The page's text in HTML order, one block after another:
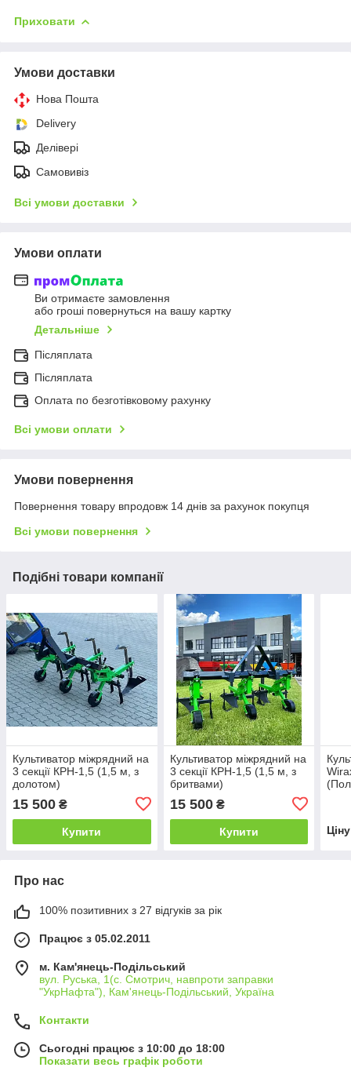
Приховати
Умови доставки
Нова Пошта
Delivery
Делівері
Самовивіз
Всі умови доставки
Умови оплати
Ви отримаєте замовлення
або гроші повернуться на вашу картку
Детальніше
Післяплата
Післяплата
Оплата по безготівковому рахунку
Всі умови оплати
Умови повернення
Повернення товару впродовж 14 днів за рахунок покупця
Всі умови повернення
Подібні товари компанії
Культиватор міжрядний на
3 секції КРН-1,5 (1,5 м, з
долотом)
15 500 ₴
Купити
Культиватор міжрядний на
3 секції КРН-1,5 (1,5 м, з
бритвами)
15 500₴
Купити
Про нас
100% позитивних з 27 відгуків за рік
Працює з 05.02.2011
м. Кам'янець-Подільський
вул. Руська, 1(с. Смотрич, навпроти заправки
"УкрНафта"), Кам'янець-Подільський, Україна
Контакти
Сьогодні працює з 10:00 до 18:00
Показати весь графік роботи